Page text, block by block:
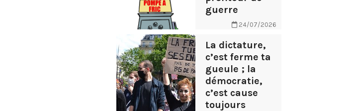
guerre
24/07/2026
La dictature,
c’est ferme ta
gueule ; la
démocratie,
c’est cause
toujours